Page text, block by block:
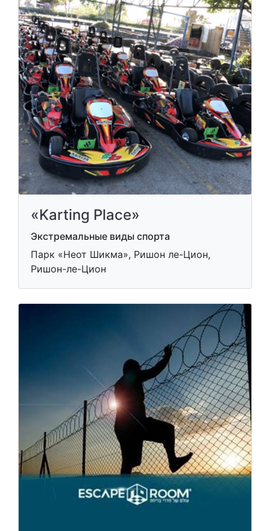
«Karting Place»
Экстремальные виды спорта
Парк «Неот Шикма», Ришон ле-Цион,
Ришон-ле-Цион